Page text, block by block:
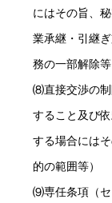
にはその旨、
業承継・引継
務の一部解除等
⑻直接交渉の制
すること及び
する場合には
的の範囲等）
⑼専任条項（セ